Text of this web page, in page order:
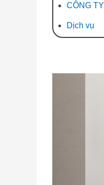
CÔNG
Dịch vụ